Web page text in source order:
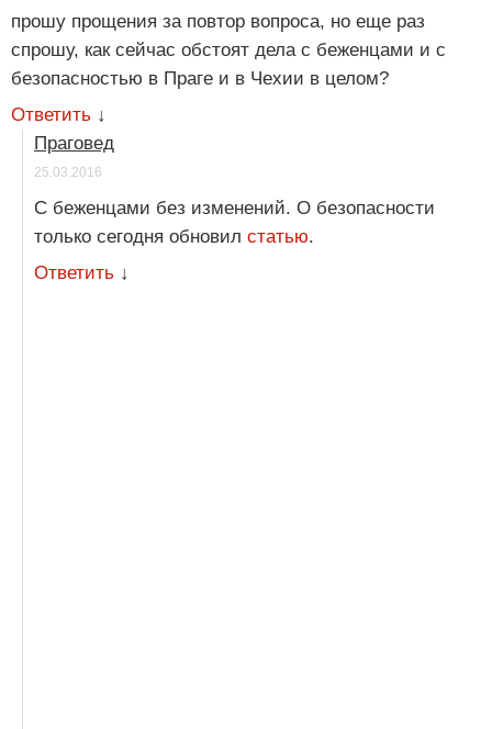
прошу прощения за повтор вопроса, но еще раз
спрошу, как сейчас обстоят дела с беженцами и с
безопасностью в Праге и в Чехии в целом?
Ответить ↓
Праговед
25.03.2016
С беженцами без изменений. О безопасности
только сегодня обновил статью.
Ответить ↓